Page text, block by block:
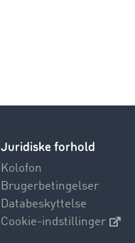
Juridiske forhold
Kolofon
Brugerbetingelser
Databeskyttelse
Cookie-indstillinger